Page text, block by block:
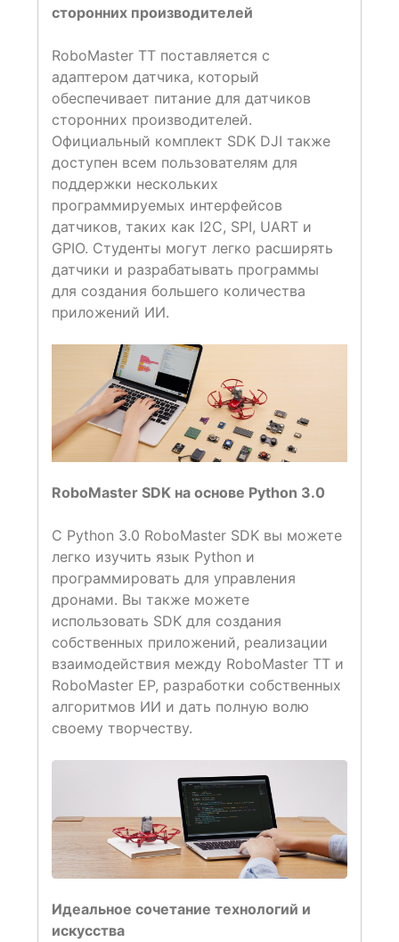
сторонних производителей
RoboMaster TT поставляется с
адаптером датчика, который
обеспечивает питание для датчиков
сторонних производителей.
Официальный комплект SDK DJI также
доступен всем пользователям для
поддержки нескольких
программируемых интерфейсов
датчиков, таких как I2C, SPI, UART и
GPIO. Студенты могут легко расширять
датчики и разрабатывать программы
для создания большего количества
приложений ИИ.
RoboMaster SDK на основе Python 3.0
С Python 3.0 RoboMaster SDK вы можете
легко изучить язык Python и
программировать для управления
дронами. Вы также можете
использовать SDK для создания
собственных приложений, реализации
взаимодействия между RoboMaster TT и
RoboMaster EP, разработки собственных
алгоритмов ИИ и дать полную волю
своему творчеству.
Идеальное сочетание технологий и
искусства